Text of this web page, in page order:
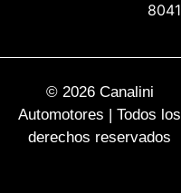
8041
© 2026 Canalini
Automotores | Todos los
derechos reservados